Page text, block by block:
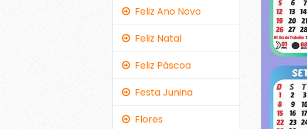
Feliz Ano Novo
Feliz Natal
Feliz Páscoa
Festa Junina
Flores